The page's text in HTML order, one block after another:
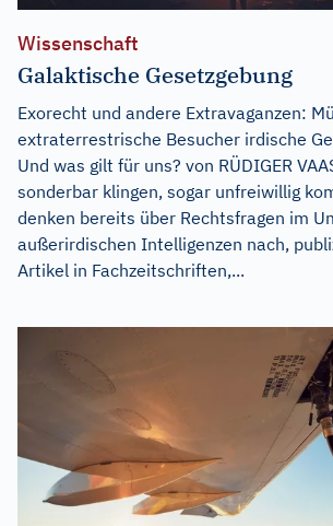
Wissenschaft
Galaktische Gesetzgebung
Exorecht und andere Extravaganzen:
extraterrestrische Besucher irdische
Und was gilt für uns? von RÜDIGER
sonderbar klingen, sogar unfreiwillig
denken bereits über Rechtsfragen im
außerirdischen Intelligenzen nach,
Artikel in Fachzeitschriften,...